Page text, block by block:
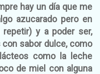
hay un día que me
azucarado pero en
repetir) y a poder ser,
sabor dulce, como
como la leche
de miel con alguna